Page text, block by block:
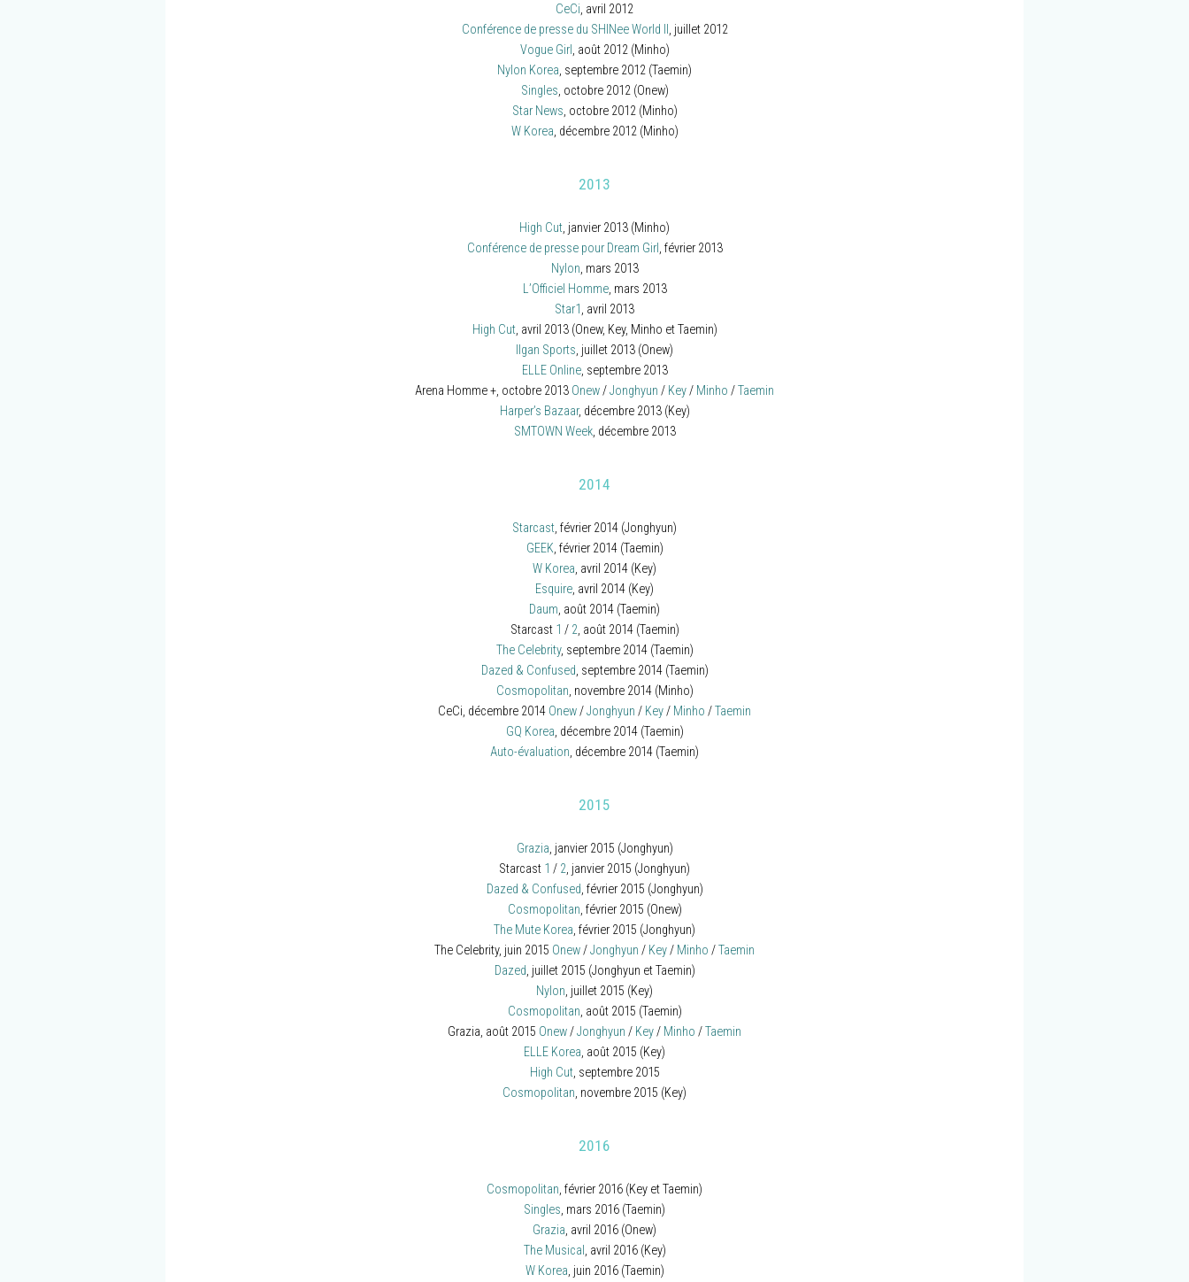
CeCi, avril 2012
Conférence de presse du SHINee World II , juillet 2012
Vogue Girl , août 2012 (Minho)
Nylon Korea, septembre 2012 (Taemin)
Singles, octobre 2012 (Onew)
Star News, octobre 2012 (Minho)
W Korea, décembre 2012 (Minho)
2013
High Cut, janvier 2013 (Minho)
Conférence de presse pour Dream Girl , février 2013
Nylon, mars 2013
L’Officiel Homme, mars 2013
Star1 , avril 2013
High Cut, avril 2013 (Onew, Key, Minho et Taemin)
Ilgan Sports, juillet 2013 (Onew)
ELLE Online, septembre 2013
Arena Homme +, octobre 2013 Onew/Jonghyun / Key/ Minho /Taemin
Harper’s Bazaar, décembre 2013 (Key)
SMTOWN Week, décembre 2013
2014
Starcast, février 2014 (Jonghyun)
GEEK, février 2014 (Taemin)
W Korea, avril 2014 (Key)
Esquire, avril 2014 (Key)
Daum, août 2014 (Taemin)
Starcast 1 / 2, août 2014 (Taemin)
The Celebrity, septembre 2014 (Taemin)
Dazed & Confused, septembre 2014 (Taemin)
Cosmopolitan, novembre 2014 (Minho)
CeCi, décembre 2014 Onew/Jonghyun / Key/ Minho /Taemin
GQ Korea, décembre 2014 (Taemin)
Auto-évaluation, décembre 2014 (Taemin)
2015
Grazia, janvier 2015 (Jonghyun)
Starcast 1 / 2, janvier 2015 (Jonghyun)
Dazed & Confused, février 2015 (Jonghyun)
Cosmopolitan, février 2015 (Onew)
The Mute Korea, février 2015 (Jonghyun)
The Celebrity, juin 2015 Onew/Jonghyun / Key/ Minho /Taemin
Dazed, juillet 2015 (Jonghyun et Taemin)
Nylon, juillet 2015 (Key)
Cosmopolitan, août 2015 (Taemin)
Grazia, août 2015 Onew/Jonghyun / Key/ Minho /Taemin
ELLE Korea, août 2015 (Key)
High Cut, septembre 2015
Cosmopolitan, novembre 2015 (Key)
2016
Cosmopolitan, février 2016 (Key et Taemin)
Singles, mars 2016 (Taemin)
Grazia, avril 2016 (Onew)
The Musical , avril 2016 (Key)
W Korea, juin 2016 (Taemin)